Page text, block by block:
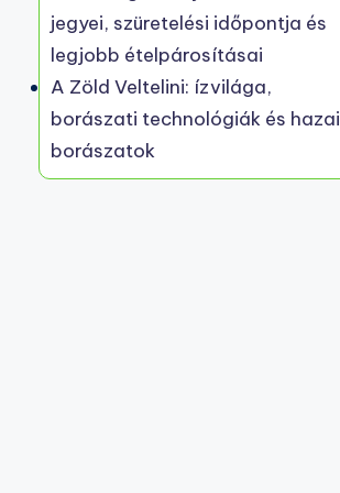
jegyei, szüretelési időpontja és
legjobb ételpárosításai
A Zöld Veltelini: ízvilága,
borászati technológiák és hazai
borászatok